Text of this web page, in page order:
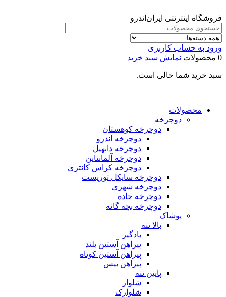
فروشگاه اینترنتی ایران‌اندرو
ورود به حساب کاربری
0 محصولات
نمایش سبد خرید
سبد خرید شما خالی است.
محصولات
دوچرخه
دوچرخه کوهستان
دوچرخه اندرو
دوچرخه دانهیل
دوچرخه آلمانتاین
دوچرخه کراس کانتری
دوچرخه سایکل توریست
دوچرخه شهری
دوچرخه جاده
دوچرخه بچه گانه
پوشاک
بالا تنه
بادگیر
پیراهن آستین بلند
پیراهن آستین کوتاه
پیراهن بیس
پایین تنه
شلوار
شلوارک